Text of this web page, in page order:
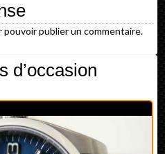
pouvoir publier un commentaire.
d’occasion